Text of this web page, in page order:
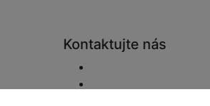
Kontaktujte nás